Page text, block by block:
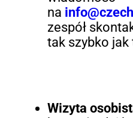
na
zespół
tak szybko
Wizyta